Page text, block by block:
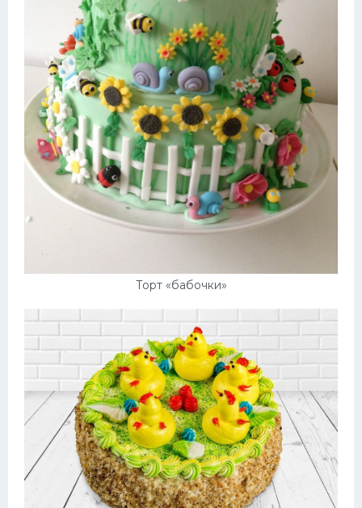
Торт «бабочки»